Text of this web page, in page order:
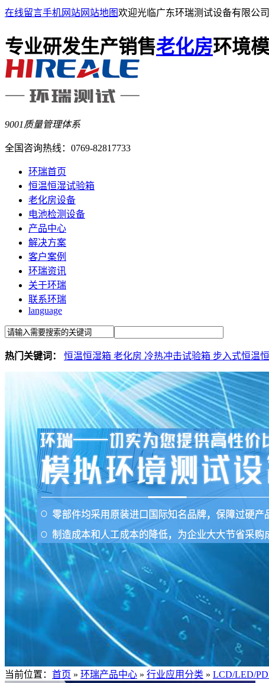
在线留言手机网站网站地图欢迎光临广东环瑞测试设备有限公司
专业研发生产销售老化房环境
9001质量管理体系
全国咨询热线： 0769-82817733
环瑞首页
恒温恒湿试验箱
老化房设备
电池检测设备
产品中心
解决方案
客户案例
环瑞资讯
关于环瑞
联系环瑞
language
热门关键词： 恒温恒湿箱 老化房 冷热冲击试验箱 步入式恒温
当前位置： 首页 » 环瑞产品中心 » 行业应用分类 » LCD/LED/